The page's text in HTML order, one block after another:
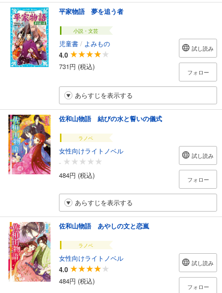
平家物語 夢を追う者
小説・文芸
児童書 / よみもの
4.0
731円 (税込)
試し読み
フォロー
あらすじを表示する
佐和山物語 結びの水と誓いの儀式
ラノベ
女性向けライトノベル
-
484円 (税込)
試し読み
フォロー
あらすじを表示する
佐和山物語 あやしの文と恋嵐
ラノベ
女性向けライトノベル
4.0
484円 (税込)
試し読み
フォロー